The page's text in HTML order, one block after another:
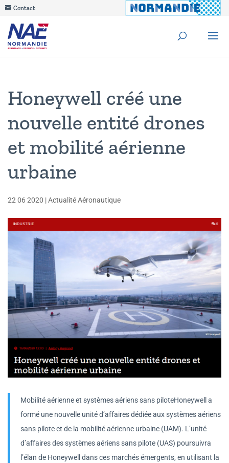
Contact
Honeywell créé une
nouvelle entité drones
et mobilité aérienne
urbaine
22 06 2020 |Actualité Aéronautique
Mobilité aérienne et systèmes aériens sans piloteHoneywell a
formé une nouvelle unité d’affaires dédiée aux systèmes aériens
sans pilote et de la mobilité aérienne urbaine (UAM). L’unité
d’affaires des systèmes aériens sans pilote (UAS) poursuivra
l’élan de Honeywell dans ces marchés émergents, en utilisant la